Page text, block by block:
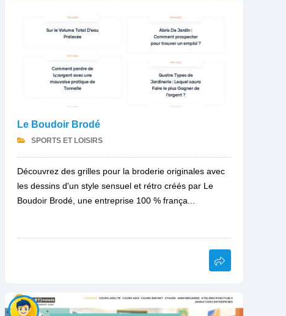
Le Boudoir Brodé
SPORTS ET LOISIRS
Découvrez des grilles pour la broderie originales avec
les dessins d'un style sensuel et rétro créés par Le
Boudoir Brodé, une entreprise 100 % frança...